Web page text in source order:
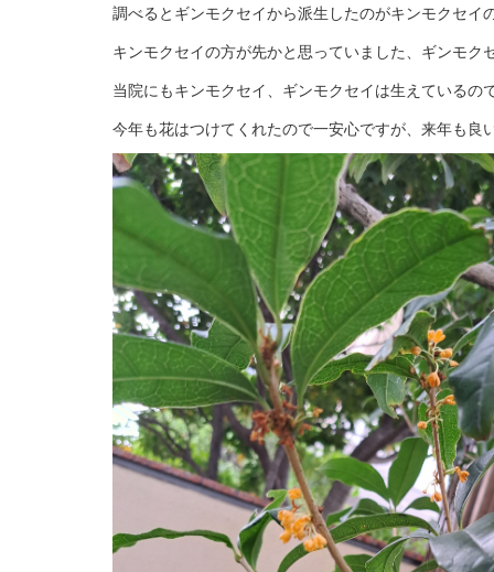
調べるとギンモクセイから派生したのがキンモクセイ
キンモクセイの方が先かと思っていました、ギンモク
当院にもキンモクセイ、ギンモクセイは生えているの
今年も花はつけてくれたので一安心ですが、来年も良